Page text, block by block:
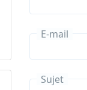
E-mail
Sujet